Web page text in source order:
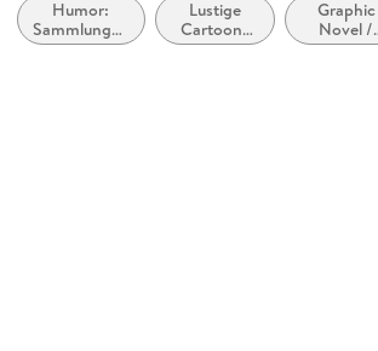
Verlag/Hersteller
Little, Brown Book Group
Humor:
Sammlungen
und
Lustige
Cartoons
und
Graphic
Novel /
Comic /